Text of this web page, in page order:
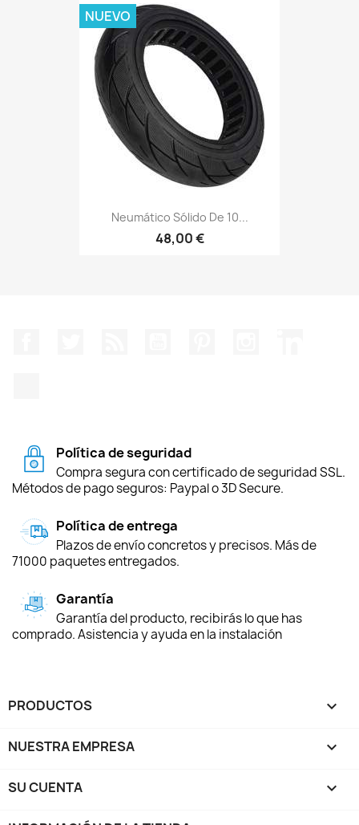
Neumático Sólido De 10...
48,00 €
NUEVO
Política de seguridad
Compra segura con certificado de seguridad SSL.
Métodos de pago seguros: Paypal o 3D Secure.
Política de entrega
Plazos de envío concretos y precisos. Más de
71000 paquetes entregados.
Garantía
Garantía del producto, recibirás lo que has
comprado. Asistencia y ayuda en la instalación
PRODUCTOS 
NUESTRA EMPRESA 
SU CUENTA 